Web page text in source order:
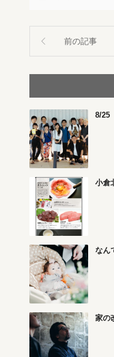
前の記事
8/25
小倉
なん
家の